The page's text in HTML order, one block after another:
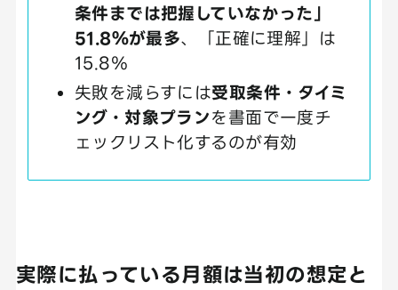
条件までは把握していなかった」
51.8％が最多、「正確に理解」は
15.8％
失敗を減らすには受取条件・タイミ
ング・対象プランを書面で一度チ
ェックリスト化するのが有効
実際に払っている月額は当初の想定と